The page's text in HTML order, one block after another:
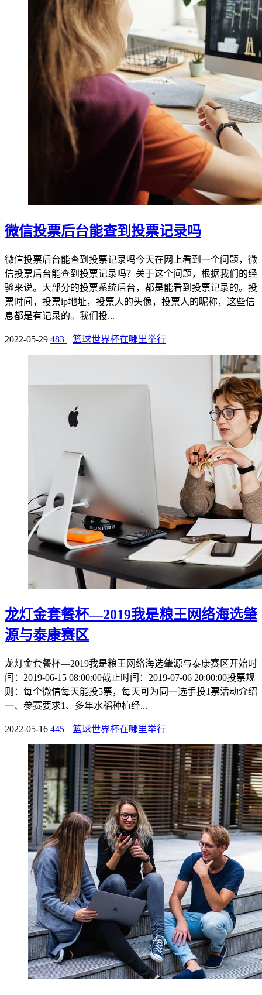
微信投票后台能查到投票记录吗
微信投票后台能查到投票记录吗今天在网上看到一个问题，微
信投票后台能查到投票记录吗？关于这个问题，根据我们的经
验来说。大部分的投票系统后台，都是能看到投票记录的。投
票时间，投票ip地址，投票人的头像，投票人的昵称，这些信
息都是有记录的。我们投...
2022-05-29 483 篮球世界杯在哪里举行
龙灯金套餐杯—2019我是粮王网络海选肇
源与泰康赛区
龙灯金套餐杯—2019我是粮王网络海选肇源与泰康赛区开始时
间：2019-06-15 08:00:00截止时间：2019-07-06 20:00:00投票规
则：每个微信每天能投5票，每天可为同一选手投1票活动介绍
一、参赛要求1、多年水稻种植经...
2022-05-16 445 篮球世界杯在哪里举行